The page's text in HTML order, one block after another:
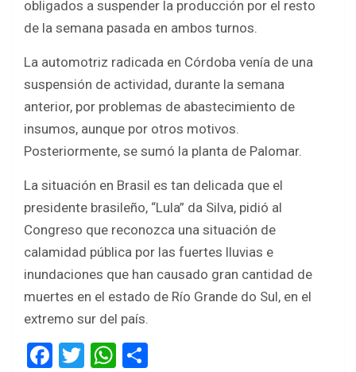
obligados a suspender la producción por el resto
de la semana pasada en ambos turnos.
La automotriz radicada en Córdoba venía de una
suspensión de actividad, durante la semana
anterior, por problemas de abastecimiento de
insumos, aunque por otros motivos.
Posteriormente, se sumó la planta de Palomar.
La situación en Brasil es tan delicada que el
presidente brasileño, “Lula” da Silva, pidió al
Congreso que reconozca una situación de
calamidad pública por las fuertes lluvias e
inundaciones que han causado gran cantidad de
muertes en el estado de Río Grande do Sul, en el
extremo sur del país.
F
T
W